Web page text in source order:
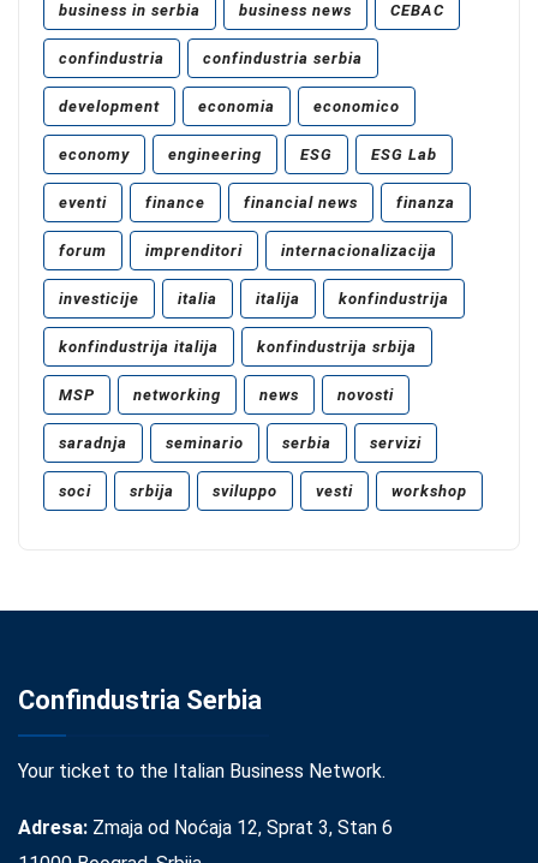
business in serbia business news CEBAC
confindustria confindustria serbia
development economia economico
economy engineering ESG ESG Lab
eventi finance financial news finanza
forum imprenditori internacionalizacija
investicije italia italija konfindustrija
konfindustrija italija konfindustrija srbija
MSP networking news novosti
saradnja seminario serbia servizi
soci srbija sviluppo vesti workshop
Confindustria Serbia
Your ticket to the Italian Business Network.
Adresa: Zmaja od Noćaja 12, Sprat 3, Stan 6